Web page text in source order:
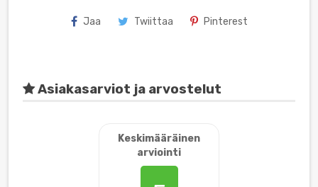
Jaa Twiittaa Pinterest
Asiakasarviot ja arvostelut
Keskimääräinen
arviointi